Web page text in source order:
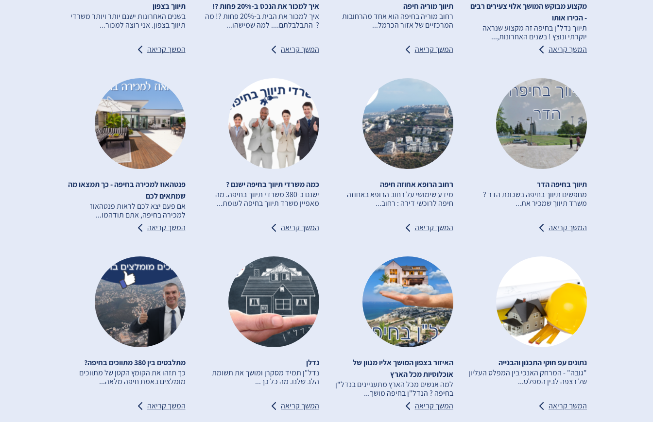
מקצוע מבוקש המושך אלוי צעירים רבים
- הכירו אותו
תיווך נדל"ן בחיפה זה מקצוע שנראה
יוקרתי ונוצץ ! בשנים האחרונות,...
המשך קריאה
תיווך מוריה חיפה
רחוב מוריה בחיפה הוא אחד מהרחובות
המרכזיים של אזור הכרמל...
המשך קריאה
איך למכור את הנכס ב-20% פחות ?!
איך למכור את הבית ב-20% פחות ?! מה
? התבלבלתם.... למה שמישהו...
המשך קריאה
תיווך בצפון
בשנים האחרונות ישנם יותר ויותר משרדי
תיווך בצפון. אני רוצה למכור...
המשך קריאה
תיווך בחיפה הדר
מחפשים תיווך בחיפה בשכונת הדר ?
משרד תיווך שמכיר את...
המשך קריאה
רחוב הרופא אחוזה חיפה
מידע שימושי על רחוב הרופא באחוזה
חיפה לרוכשי דירה : רחוב...
המשך קריאה
כמה משרדי תיווך בחיפה ישנם ?
ישנם כ-380 משרדי תיווך בחיפה. מה
מאפיין משרד תיווך בחיפה לעומת...
המשך קריאה
פנטהאוז למכירה בחיפה - כך תמצאו מה
שמתאים לכם
אם פעם יצא לכם לראות פנטהאוז
למכירה בחיפה, אתם תודהמו...
המשך קריאה
נתונים עפ חוקי התכנון והבנייה
"גובה" - המרחק האנכי בין המפלס העליון
של רצפה לבין המפלס...
המשך קריאה
האיזור בצפון המושך אליו מגוון של
אוכלוסיות מכל הארץ
למה אנשים מכל הארץ מתעניינים בנדל"ן
בחיפה ? הנדל"ן בחיפה מושך...
המשך קריאה
נדלן
נדל"ן תמיד מסקרן ומושך את תשומת
הלב שלנו. מה כל כך...
המשך קריאה
מתלבטים בין 380 מתווכים בחיפה?
כך תזהו את הקומץ הקטן של מתווכים
מומלצים באמת חיפה מלאה...
המשך קריאה